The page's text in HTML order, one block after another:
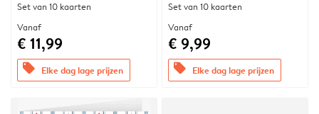
Set van 10 kaarten
Vanaf
€ 11,99
offers Elke dag lage prijzen
Set van 10 kaarten
Vanaf
€ 9,99
offers Elke dag lage prijzen